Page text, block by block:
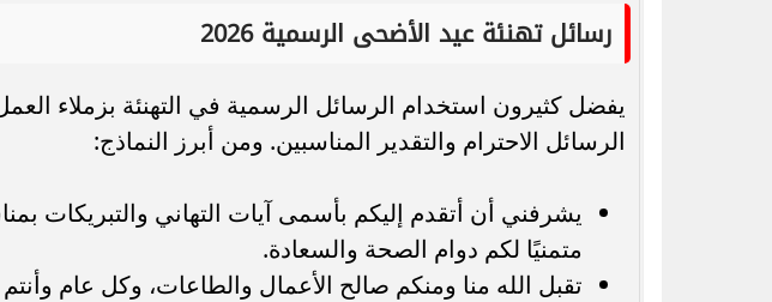
رسائل تهنئة عيد الأضحى الرسمية 2026
يفضل كثيرون استخدام الرسائل الرسمية في التهنئة بزملاء
الرسائل الاحترام والتقدير المناسبين. ومن أبرز النماذج:
يشرفني أن أتقدم إليكم بأسمى آيات التهاني والتبريكات
متمنيًا لكم دوام الصحة والسعادة.
تقبل الله منا ومنكم صالح الأعمال والطاعات، وكل عام